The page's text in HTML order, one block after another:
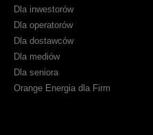
Dla inwestorów
Dla operatorów
Dla dostawców
Dla mediów
Dla seniora
Orange Energia dla Firm